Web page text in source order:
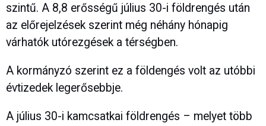
szintű. A 8,8 erősségű július 30-i földrengés után
az előrejelzések szerint még néhány hónapig
várhatók utórezgések a térségben.
A kormányzó szerint ez a földengés volt az utóbbi
évtizedek legerősebbje.
A július 30-i kamcsatkai földrengés – melyet több